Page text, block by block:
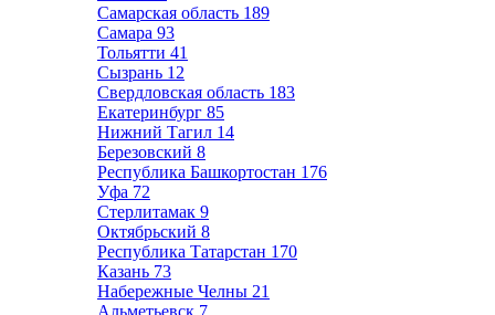
Самарская область 189
Самара 93
Тольятти 41
Сызрань 12
Свердловская область 183
Екатеринбург 85
Нижний Тагил 14
Березовский 8
Республика Башкортостан 176
Уфа 72
Стерлитамак 9
Октябрьский 8
Республика Татарстан 170
Казань 73
Набережные Челны 21
Альметьевск 7